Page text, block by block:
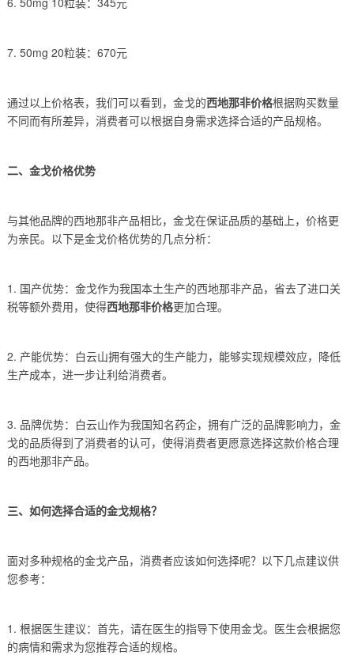
7. 50mg 20粒装：670元
通过以上价格表，我们可以看到，金戈的西地那非价格根据购买数量
不同而有所差异，消费者可以根据自身需求选择合适的产品规格。
二、金戈价格优势
与其他品牌的西地那非产品相比，金戈在保证品质的基础上，价格更
为亲民。以下是金戈价格优势的几点分析：
1. 国产优势：金戈作为我国本土生产的西地那非产品，省去了进口关
税等额外费用，使得西地那非价格更加合理。
2. 产能优势：白云山拥有强大的生产能力，能够实现规模效应，降低
生产成本，进一步让利给消费者。
3. 品牌优势：白云山作为我国知名药企，拥有广泛的品牌影响力，金
戈的品质得到了消费者的认可，使得消费者更愿意选择这款价格合理
的西地那非产品。
三、如何选择合适的金戈规格？
面对多种规格的金戈产品，消费者应该如何选择呢？以下几点建议供
您参考：
1. 根据医生建议：首先，请在医生的指导下使用金戈。医生会根据您
的病情和需求为您推荐合适的规格。